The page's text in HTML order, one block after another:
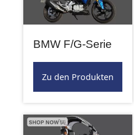
BMW F/G-Serie
Zu den Produkten